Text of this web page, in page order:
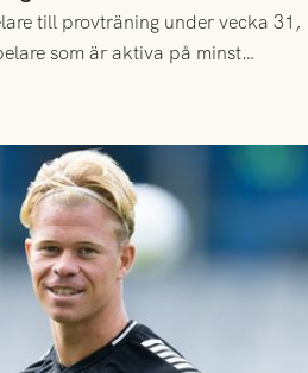
till provträning under vecka 31,
som är aktiva på minst